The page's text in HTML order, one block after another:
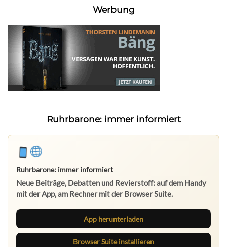
Werbung
Ruhrbarone: immer informiert
App herunterladen
Browser Suite installieren